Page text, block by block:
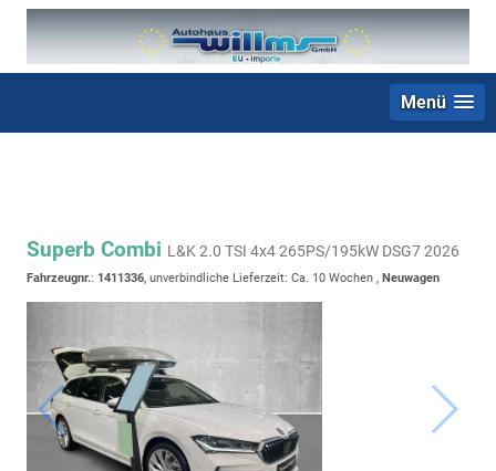
Menü
Superb Combi L&K 2.0 TSI 4x4 265PS/195kW DSG7 2026
Fahrzeugnr.: 1411336, unverbindliche Lieferzeit: Ca. 10 Wochen , Neuwagen